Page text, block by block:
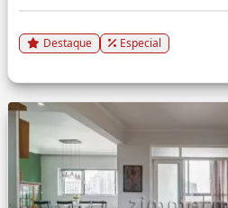
Destaque Especial